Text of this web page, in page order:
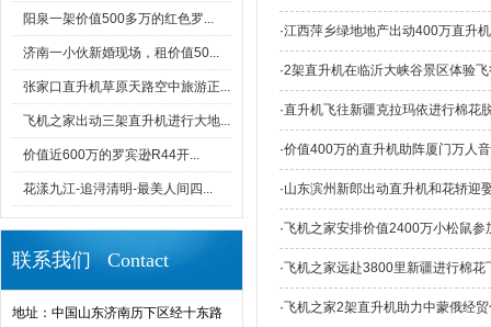
阳泉一架价值500多万的红色罗...
济南一小伙新婚现场，租价值50...
张家口直升机草原天路空中旅游正...
飞机之家出动三架直升机进行大地...
价值近600万的罗宾逊R44开...
花漾九江-追浔清明-最美人间四...
联系我们 Contact
地址：中国山东济南历下区经十东路
·江西萍乡绿地地产出动400万直升
·2架直升机在临沂大峡谷景区体验
·直升机飞往新疆克拉玛依进行棉花
·价值400万的直升机助阵厦门万人
·山东滨州新郎出动直升机和花轿迎
·飞机之家安排价值2400万小松鼠参
·飞机之家远赴3800里新疆进行棉花
·飞机之家2架直升机助力中蒙俄经